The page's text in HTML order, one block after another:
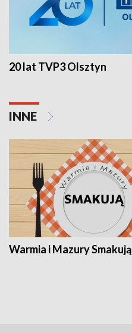
20 lat TVP3 Olsztyn
INNE
Warmia i Mazury Smakują